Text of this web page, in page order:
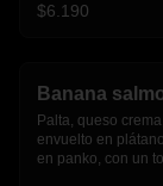
$6.190
Banana
Palta, queso
envuelto en
en panko, con un